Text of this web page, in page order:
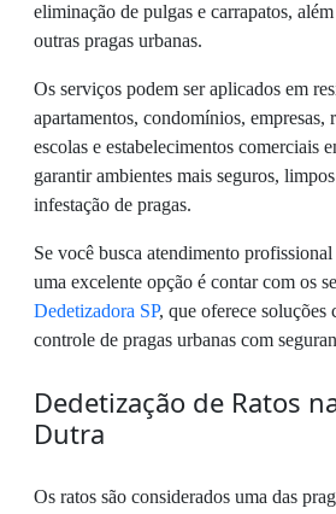
eliminação de pulgas e carrapatos,
outras pragas urbanas.
Os serviços podem ser aplicados em
apartamentos, condomínios, empresas,
escolas e estabelecimentos comerciais
garantir ambientes mais seguros,
infestação de pragas.
Se você busca atendimento
uma excelente opção é contar com os
Dedetizadora SP, que oferece soluções
controle de pragas urbanas com
Dedetização de Ratos
Dutra
Os ratos são considerados uma das